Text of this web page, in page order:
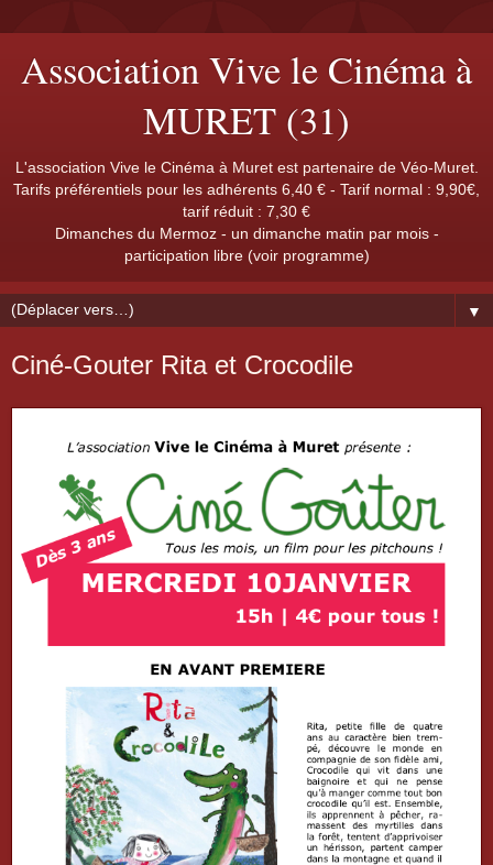
Association Vive le Cinéma à
MURET (31)
L'association Vive le Cinéma à Muret est partenaire de Véo-Muret.
Tarifs préférentiels pour les adhérents 6,40 € - Tarif normal : 9,90€,
tarif réduit : 7,30 €
Dimanches du Mermoz - un dimanche matin par mois -
participation libre (voir programme)
▼
Ciné-Gouter Rita et Crocodile